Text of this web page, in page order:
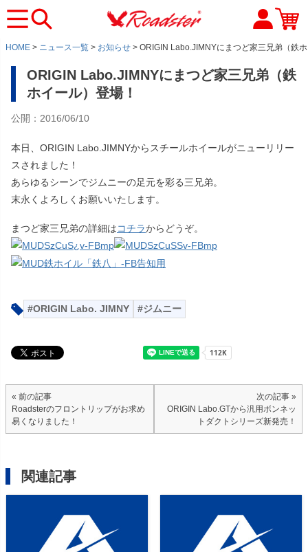
HOME ニュース一覧 お知らせ ORIGIN Labo.JIMNYにまつど家三兄弟（鉄
ORIGIN Labo.JIMNYにまつど家三兄弟（鉄
ホイール）登場！
公開：2016/06/10
本日、ORIGIN Labo.JIMNYからスチールホイールがニューリリー
スされました！
あらゆるシーンでジムニーの足元を彩る三兄弟。
末永くよろしくお願いいたします。
まつど家三兄弟の詳細はコチラからどうぞ。
ORIGIN Labo. JIMNY ジムニー
« 前の記事
Roadsterのフロントリップがお求め
易くなりました！
次の記事 »
ORIGIN Labo.GTから汎用ボンネッ
トダクトシリーズ新発売！
関連記事